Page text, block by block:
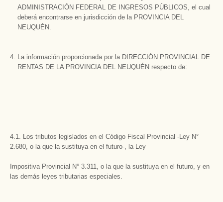
ADMINISTRACIÓN FEDERAL DE INGRESOS PÚBLICOS, el cual
deberá encontrarse en jurisdicción de la PROVINCIA DEL
NEUQUÉN.
La información proporcionada por la DIRECCIÓN PROVINCIAL DE
RENTAS DE LA PROVINCIA DEL NEUQUÉN respecto de:
4.1. Los tributos legislados en el Código Fiscal Provincial -Ley N°
2.680, o la que la sustituya en el futuro-, la Ley
Impositiva Provincial N° 3.311, o la que la sustituya en el futuro, y en
las demás leyes tributarias especiales.